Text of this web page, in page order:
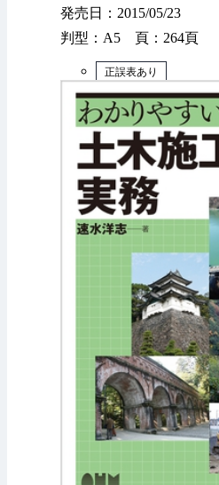
発売日：2015/05/23
判型：A5 頁：264頁
正誤表あり